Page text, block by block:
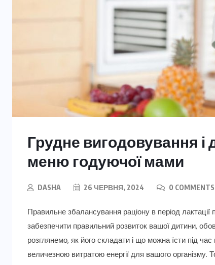
Грудне вигодовування
меню годуючої мами
DASHA 26 ЧЕРВНЯ, 2024 0 COMMENTS
Правильне збалансування раціону в період
забезпечити правильний розвиток вашої дитини,
розглянемо, як його складати і що можна їсти під
величезною витратою енергії для вашого організму.